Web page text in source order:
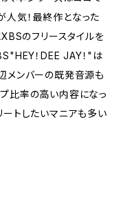
人気！最終作となった
のフリースタイルを
！DEE JAY！"は
メンバーの既発音源も
比率の高い内容になっ
ートしたいマニアも多い